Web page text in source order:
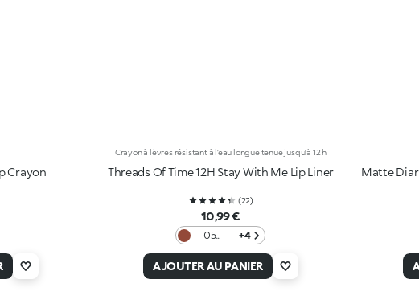
Crayon
Crayon à lèvres résistant à l’eau longue tenue jusqu’à 12 h
Threads Of Time 12H Stay With Me Lip Liner
(22)
10,99 €
05
Brick
+4
AJOUTER AU PANIER
Matte